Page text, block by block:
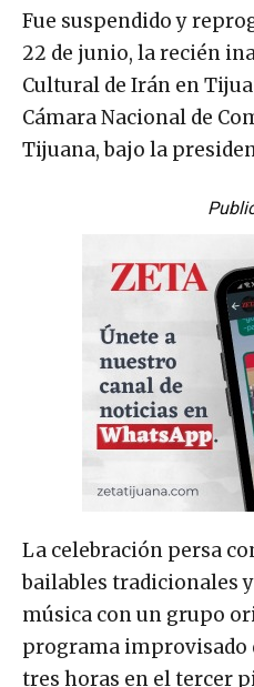
Fue suspendido y
22 de junio, la recién
Cultural de Irán en
Cámara Nacional de
Tijuana, bajo la
La celebración persa
bailables tradicionales
música con un grupo
programa improvisado
tres horas en el tercer